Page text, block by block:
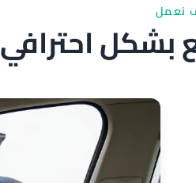
نعمل
بشكل احترافي